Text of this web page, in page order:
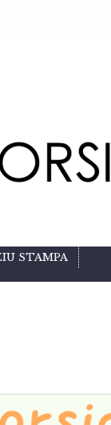
STAMPA